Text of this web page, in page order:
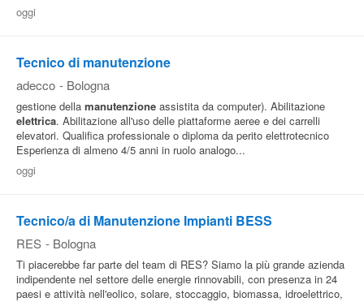
oggi
Tecnico di manutenzione
adecco - Bologna
gestione della manutenzione assistita da computer). Abilitazione
elettrica. Abilitazione all'uso delle piattaforme aeree e dei carrelli
elevatori. Qualifica professionale o diploma da perito elettrotecnico
Esperienza di almeno 4/5 anni in ruolo analogo...
oggi
Tecnico/a di Manutenzione Impianti BESS
RES - Bologna
Ti piacerebbe far parte del team di RES? Siamo la più grande azienda
indipendente nel settore delle energie rinnovabili, con presenza in 24
paesi e attività nell'eolico, solare, stoccaggio, biomassa, idroelettrico,